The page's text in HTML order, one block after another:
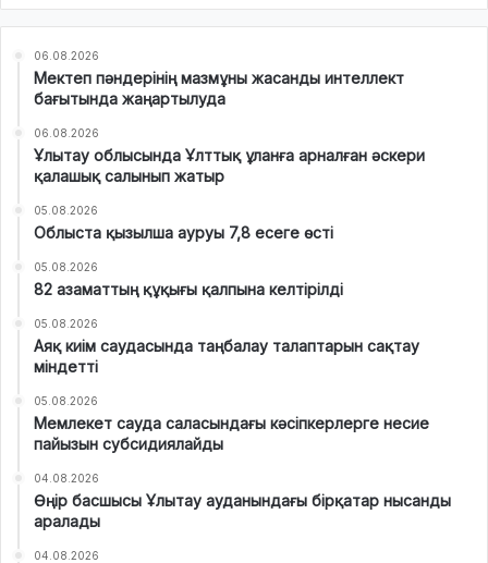
06.08.2026
Мектеп пәндерінің мазмұны жасанды интеллект
бағытында жаңартылуда
06.08.2026
Ұлытау облысында Ұлттық ұланға арналған әскери
қалашық салынып жатыр
05.08.2026
Облыста қызылша ауруы 7,8 есеге өсті
05.08.2026
82 азаматтың құқығы қалпына келтірілді
05.08.2026
Аяқ киім саудасында таңбалау талаптарын сақтау
міндетті
05.08.2026
Мемлекет сауда саласындағы кәсіпкерлерге несие
пайызын субсидиялайды
04.08.2026
Өңір басшысы Ұлытау ауданындағы бірқатар нысанды
аралады
04.08.2026